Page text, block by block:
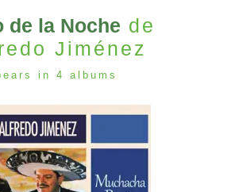
de la Noche de
Jiménez
in 4 albums